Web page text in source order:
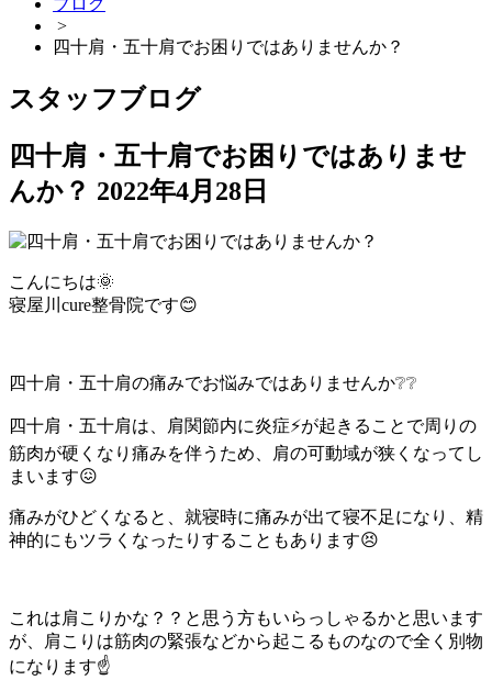
ブログ
>
四十肩・五十肩でお困りではありませんか？
スタッフブログ
四十肩・五十肩でお困りではありませ
んか？ 2022年4月28日
こんにちは🌞
寝屋川cure整骨院です😊
四十肩・五十肩の痛みでお悩みではありませんか❔❔
四十肩・五十肩は、肩関節内に炎症⚡が起きることで周りの
筋肉が硬くなり痛みを伴うため、肩の可動域が狭くなってし
まいます😖
痛みがひどくなると、就寝時に痛みが出て寝不足になり、精
神的にもツラくなったりすることもあります😣
これは肩こりかな？？と思う方もいらっしゃるかと思います
が、肩こりは筋肉の緊張などから起こるものなので全く別物
になります☝